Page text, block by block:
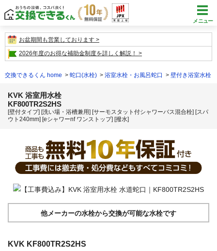
メニュー
お盆期間も営業しております
2026年度のお得な補助金制度を詳しく解説！
交換できるくん home 蛇口(水栓) 浴室水栓・お風呂蛇口 壁付き浴室水栓
KVK 浴室用水栓
KF800TR2S2HS
[壁付タイプ] [洗い場・浴槽兼用] [サーモスタット付シャワーバス混合栓] [スパ
ウト240mm] [eシャワーnf ワンストップ] [撥水]
他メーカーの水栓から交換が可能な水栓です
KVK KF800TR2S2HS